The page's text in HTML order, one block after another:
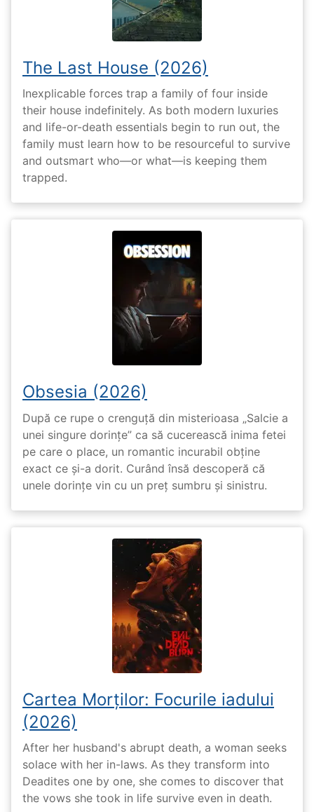
The Last House (2026)
Inexplicable forces trap a family of four inside
their house indefinitely. As both modern luxuries
and life-or-death essentials begin to run out, the
family must learn how to be resourceful to survive
and outsmart who—or what—is keeping them
trapped.
Obsesia (2026)
După ce rupe o crenguță din misterioasa „Salcie a
unei singure dorințe” ca să cucerească inima fetei
pe care o place, un romantic incurabil obține
exact ce și-a dorit. Curând însă descoperă că
unele dorințe vin cu un preț sumbru și sinistru.
Cartea Morților: Focurile iadului
(2026)
After her husband's abrupt death, a woman seeks
solace with her in-laws. As they transform into
Deadites one by one, she comes to discover that
the vows she took in life survive even in death.